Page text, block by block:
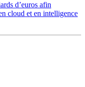
d’euros afin
cloud et en intelligence